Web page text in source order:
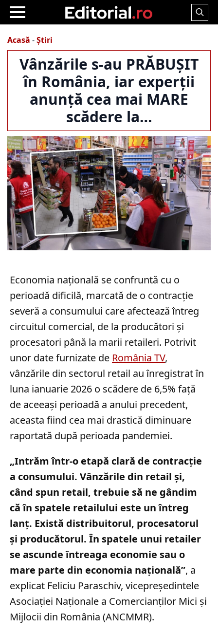
Search
Acasă -Știri
Vânzările s-au PRĂBUȘIT
în România, iar experții
anunță cea mai MARE
scădere la…
Economia națională se confruntă cu o
perioadă dificilă, marcată de o contracție
severă a consumului care afectează întreg
circuitul comercial, de la producători și
procesatori până la marii retaileri. Potrivit
unor date furnizate de România TV,
vânzările din sectorul retail au înregistrat în
luna ianuarie 2026 o scădere de 6,5% față
de aceeași perioadă a anului precedent,
aceasta fiind cea mai drastică diminuare
raportată după perioada pandemiei.
„Intrăm într-o etapă clară de contracţie
a consumului. Vânzările din retail şi,
când spun retail, trebuie să ne gândim
că în spatele retailului este un întreg
lanţ. Există distribuitorul, procesatorul
şi producătorul. În spatele unui retailer
se ascunde întreaga economie sau o
mare parte din economia naţională”, a
explicat Feliciu Paraschiv, vicepreședintele
Asociației Naționale a Comercianților Mici și
Mijlocii din România (ANCMMR).